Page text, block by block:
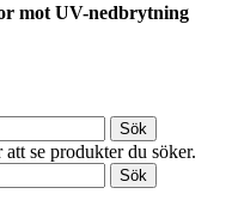
mot UV-nedbrytning
Sök
se produkter du söker.
Sök